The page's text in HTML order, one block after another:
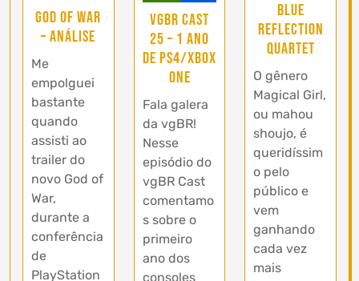
God of War
– Análise
Me
empolguei
bastante
quando
assisti ao
trailer do
novo God of
War,
durante a
conferência
de
PlayStation
vgBR Cast
25 – 1 ano
de PS4/Xbox
One
Fala galera
da vgBR!
Nesse
episódio do
vgBR Cast
comentamo
s sobre o
primeiro
ano dos
consoles
BLUE
REFLECTION
Quartet
O gênero
Magical Girl,
ou mahou
shoujo, é
queridíssim
o pelo
público e
vem
ganhando
cada vez
mais